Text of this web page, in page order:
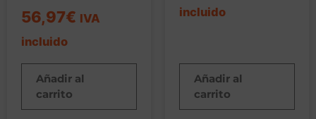
56,97€ IVA
incluido
Añadir al
carrito
incluido
Añadir al
carrito